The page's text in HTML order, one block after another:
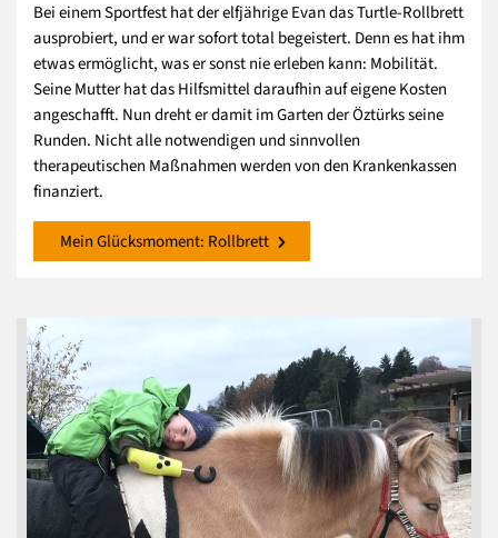
Bei einem Sportfest hat der elfjährige Evan das Turtle-Rollbrett
ausprobiert, und er war sofort total begeistert. Denn es hat ihm
etwas ermöglicht, was er sonst nie erleben kann: Mobilität.
Seine Mutter hat das Hilfsmittel daraufhin auf eigene Kosten
angeschafft. Nun dreht er damit im Garten der Öztürks seine
Runden. Nicht alle notwendigen und sinnvollen
therapeutischen Maßnahmen werden von den Krankenkassen
finanziert.
Mein Glücksmoment: Rollbrett